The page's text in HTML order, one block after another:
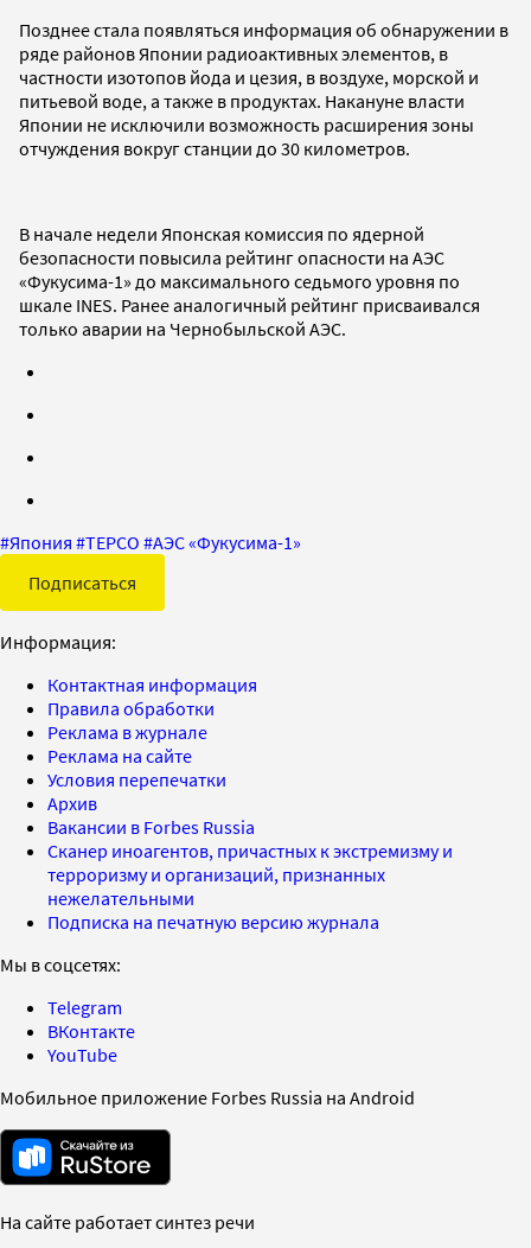
Позднее стала появляться информация об обнаружении в
ряде районов Японии радиоактивных элементов, в
частности изотопов йода и цезия, в воздухе, морской и
питьевой воде, а также в продуктах. Накануне власти
Японии не исключили возможность расширения зоны
отчуждения вокруг станции до 30 километров.
В начале недели Японская комиссия по ядерной
безопасности повысила рейтинг опасности на АЭС
«Фукусима-1» до максимального седьмого уровня по
шкале INES. Ранее аналогичный рейтинг присваивался
только аварии на Чернобыльской АЭС.
#Япония #TEPCO #АЭС «Фукусима-1»
Подписаться
Информация:
Контактная информация
Правила обработки
Реклама в журнале
Реклама на сайте
Условия перепечатки
Архив
Вакансии в Forbes Russia
Сканер иноагентов, причастных к экстремизму и
терроризму и организаций, признанных
нежелательными
Подписка на печатную версию журнала
Мы в соцсетях:
Telegram
ВКонтакте
YouTube
Мобильное приложение Forbes Russia на Android
На сайте работает синтез речи